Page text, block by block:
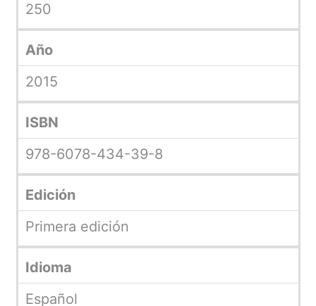
250
Año
2015
ISBN
978-6078-434-39-8
Edición
Primera edición
Idioma
Español